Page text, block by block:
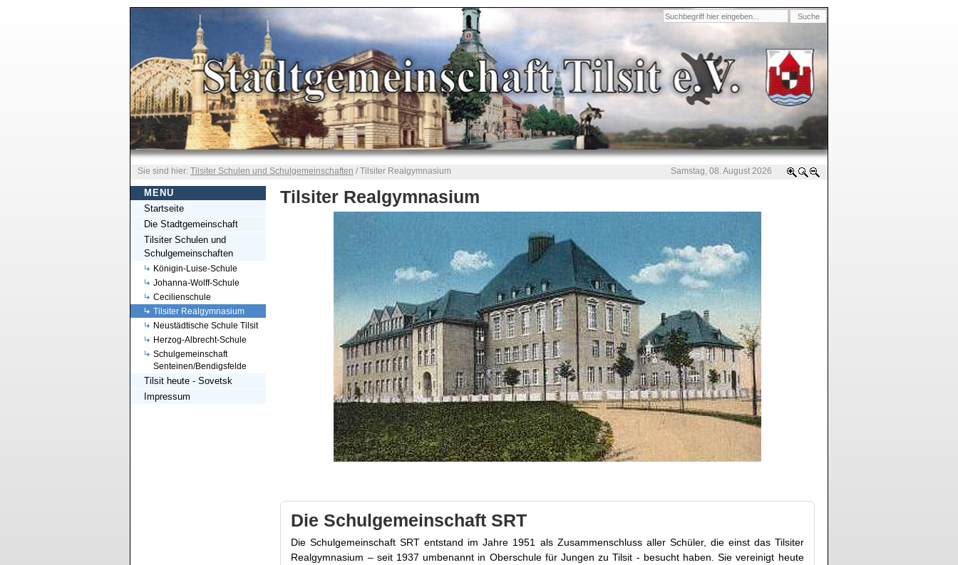
Sie sind hier: Tilsiter Schulen und Schulgemeinschaften / Tilsiter Realgymnasium Samstag, 08. August 2026
MENU
Startseite
Die Stadtgemeinschaft
Tilsiter Schulen und
Schulgemeinschaften
Königin-Luise-Schule
Johanna-Wolff-Schule
Cecilienschule
Tilsiter Realgymnasium
Neustädtische Schule Tilsit
Herzog-Albrecht-Schule
Schulgemeinschaft
Senteinen/Bendigsfelde
Tilsit heute - Sovetsk
Impressum
Tilsiter Realgymnasium
Die Schulgemeinschaft SRT
Die Schulgemeinschaft SRT entstand im Jahre 1951 als Zusammenschluss aller Schüler, die einst das Tilsiter
Realgymnasium – seit 1937 umbenannt in Oberschule für Jungen zu Tilsit - besucht haben. Sie vereinigt heute